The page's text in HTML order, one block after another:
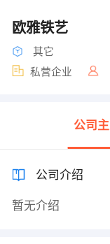
欧雅铁艺
其它
私营企业
公司
公司介绍
暂无介绍